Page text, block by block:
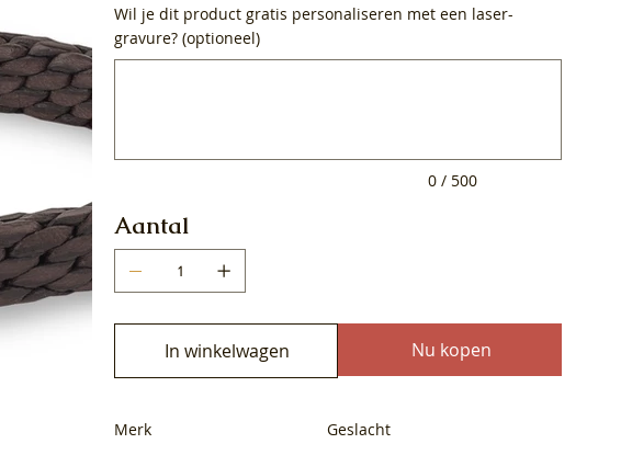
Wil je dit product gratis personaliseren met een laser-
gravure? (optioneel)
0 / 500
Aantal
In winkelwagen Nu kopen
Merk
Geslacht